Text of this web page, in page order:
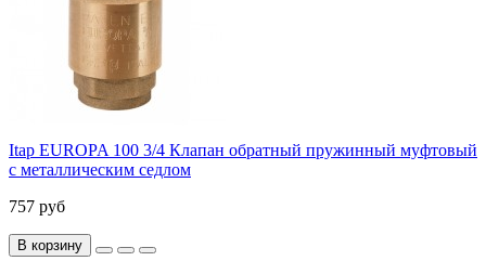
Itap EUROPA 100 3/4 Клапан обратный пружинный муфтовый
с металлическим седлом
757 руб
В корзину